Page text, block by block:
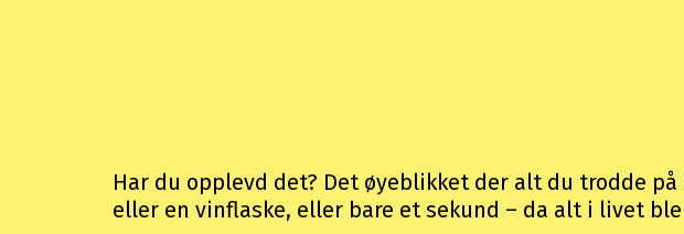
Har du opplevd det? Det øyeblikket der alt du trodde
eller en vinflaske, eller bare et sekund – da alt i livet